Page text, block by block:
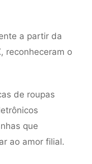
a partir da
reconheceram o
de roupas
que
ao amor filial.